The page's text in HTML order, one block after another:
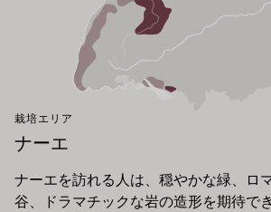
栽培エリア
ナーエ
ナーエを訪れる人は、穏やかな緑、ロ
谷、ドラマチックな岩の造形を期待で